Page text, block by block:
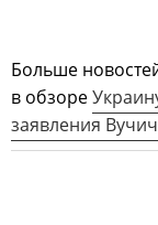
Больше
в обзоре
заявления